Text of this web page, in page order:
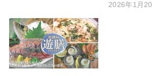
2026年1月